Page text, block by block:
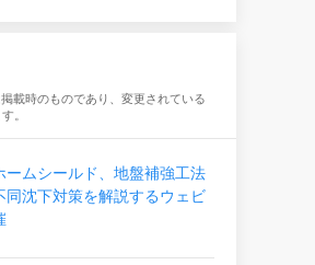
載時のものであり、変更されている
。
ームシールド、地盤補強工法
同沈下対策を解説するウェビ